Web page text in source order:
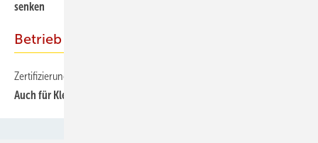
senken
Betrieb
Zertifizierungen
Auch für Klein-Unternehmen wichtig